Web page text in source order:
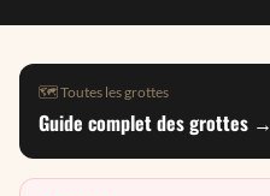
🗺️ Toutes les grottes
Guide complet des grottes →